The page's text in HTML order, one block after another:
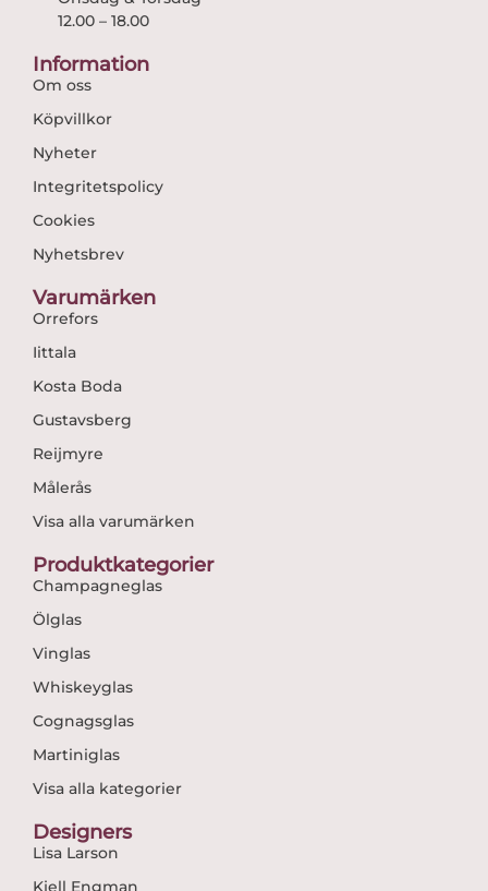
12.00 – 18.00
Information
Om oss
Köpvillkor
Nyheter
Integritetspolicy
Cookies
Nyhetsbrev
Varumärken
Orrefors
Iittala
Kosta Boda
Gustavsberg
Reijmyre
Målerås
Visa alla varumärken
Produktkategorier
Champagneglas
Ölglas
Vinglas
Whiskeyglas
Cognagsglas
Martiniglas
Visa alla kategorier
Designers
Lisa Larson
Kjell Engman